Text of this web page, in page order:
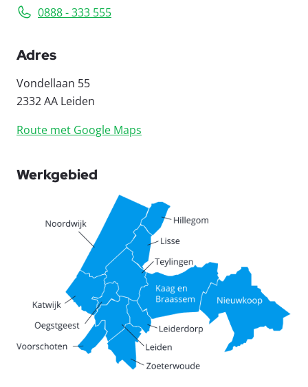
0888 - 333 555
Adres
Vondellaan 55
2332 AA Leiden
Route met Google Maps
Werkgebied